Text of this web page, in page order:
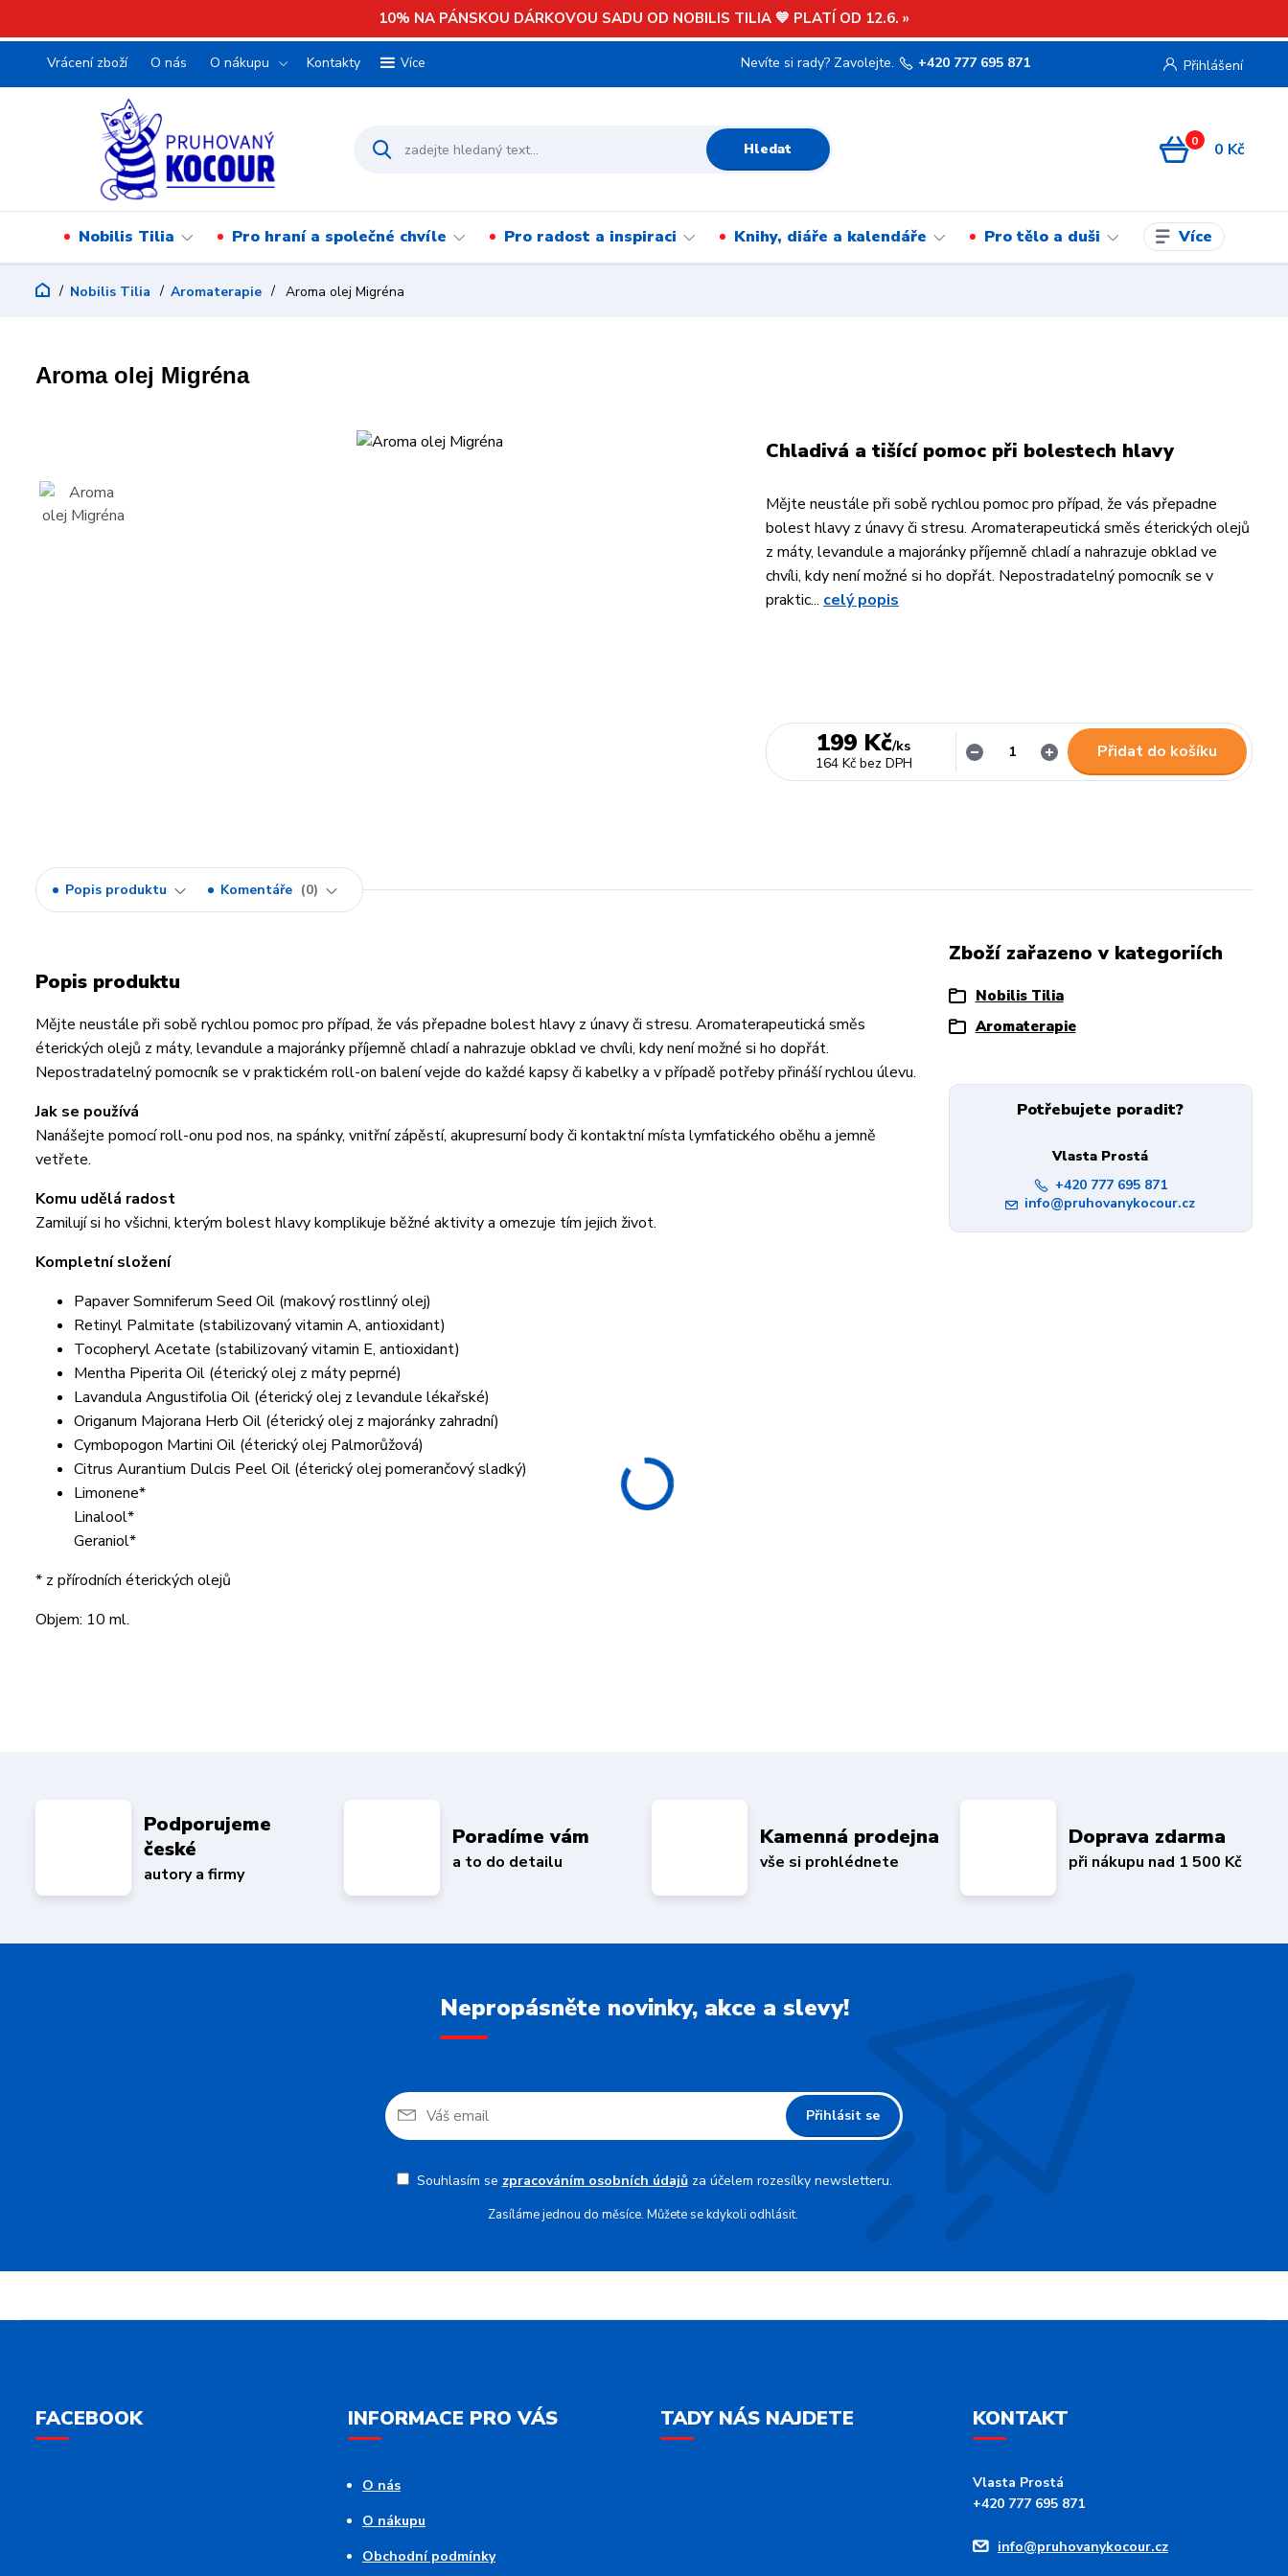
10% NA PÁNSKOU DÁRKOVOU SADU OD NOBILIS TILIA 💙 PLATÍ OD 12.6. »
Vrácení zboží O nás O nákupu Kontakty Více Přihlášení
Hledat
Nevíte si rady? Zavolejte. +420 777 695 871
0 0 Kč
Nobilis Tilia Pro hraní a společné chvíle Pro radost a inspiraci Knihy, diáře a kalendáře Pro tělo a duši Více
Nobilis Tilia Aromaterapie Aroma olej Migréna
Aroma olej Migréna
Chladivá a tišící pomoc při bolestech hlavy
Mějte neustále při sobě rychlou pomoc pro případ, že vás přepadne
bolest hlavy z únavy či stresu. Aromaterapeutická směs éterických olejů
z máty, levandule a majoránky příjemně chladí a nahrazuje obklad ve
chvíli, kdy není možné si ho dopřát. Nepostradatelný pomocník se v
praktic... celý popis
199 Kč/ks
164 Kč bez DPH
Přidat do košíku
Popis produktu Komentáře 0
Popis produktu
Mějte neustále při sobě rychlou pomoc pro případ, že vás přepadne bolest hlavy z únavy či stresu. Aromaterapeutická směs
éterických olejů z máty, levandule a majoránky příjemně chladí a nahrazuje obklad ve chvíli, kdy není možné si ho dopřát.
Nepostradatelný pomocník se v praktickém roll-on balení vejde do každé kapsy či kabelky a v případě potřeby přináší rychlou úlevu.
Jak se používá
Nanášejte pomocí roll-onu pod nos, na spánky, vnitřní zápěstí, akupresurní body či kontaktní místa lymfatického oběhu a jemně
vetřete.
Komu udělá radost
Zamilují si ho všichni, kterým bolest hlavy komplikuje běžné aktivity a omezuje tím jejich život.
Kompletní složení
Papaver Somniferum Seed Oil (makový rostlinný olej)
Retinyl Palmitate (stabilizovaný vitamin A, antioxidant)
Tocopheryl Acetate (stabilizovaný vitamin E, antioxidant)
Mentha Piperita Oil (éterický olej z máty peprné)
Lavandula Angustifolia Oil (éterický olej z levandule lékařské)
Origanum Majorana Herb Oil (éterický olej z majoránky zahradní)
Cymbopogon Martini Oil (éterický olej Palmorůžová)
Citrus Aurantium Dulcis Peel Oil (éterický olej pomerančový sladký)
Limonene*
Linalool*
Geraniol*
* z přírodních éterických olejů
Objem: 10 ml.
Zboží zařazeno v kategoriích
Nobilis Tilia
Aromaterapie
Potřebujete poradit?
Vlasta Prostá
+420 777 695 871
info@pruhovanykocour.cz
Podporujeme
české
autory a firmy
Poradíme vám
a to do detailu
Kamenná prodejna
vše si prohlédnete
Doprava zdarma
při nákupu nad 1 500 Kč
Nepropásněte novinky, akce a slevy!
Přihlásit se
Souhlasím se zpracováním osobních údajůza účelem rozesílky newsletteru.
Zasíláme jednou do měsíce. Můžete se kdykoli odhlásit.
FACEBOOK INFORMACE PRO VÁS
O nás
O nákupu
Obchodní podmínky
TADY NÁS NAJDETE KONTAKT
Vlasta Prostá
+420 777 695 871
info@pruhovanykocour.cz